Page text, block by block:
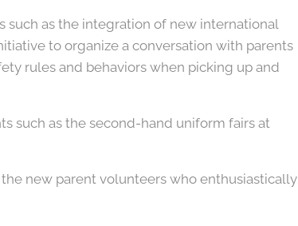
such as the integration of new international
to organize a conversation with parents
rules and behaviors when picking up and
such as the second-hand uniform fairs at
new parent volunteers who enthusiastically